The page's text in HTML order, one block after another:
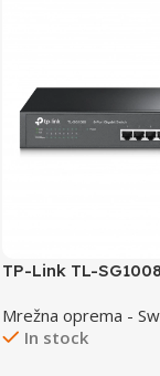
TP-Link TL-
Mrežna oprema -
In stock